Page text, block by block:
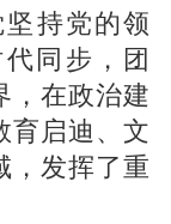
持党的领
同步，团
，在政治建
育启迪、文
，发挥了重